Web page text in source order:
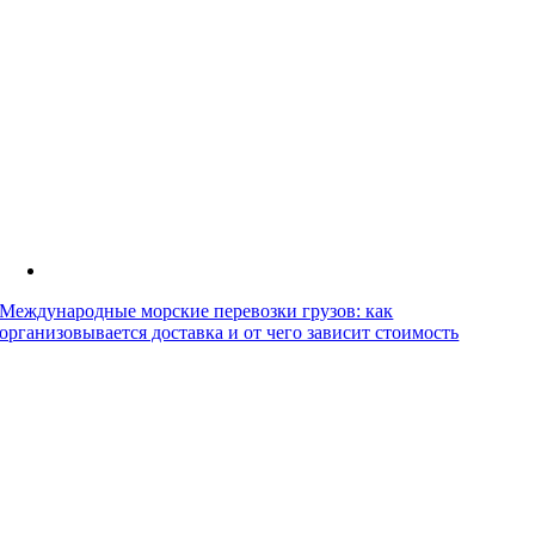
Международные морские перевозки грузов: как
организовывается доставка и от чего зависит стоимость